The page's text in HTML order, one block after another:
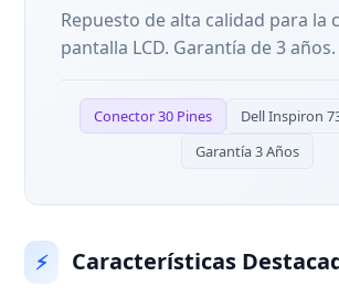
Repuesto de alta calidad para la
pantalla LCD. Garantía de 3 años.
Conector 30 Pines
Dell Inspiron
Garantía 3 Años
⚡ Características